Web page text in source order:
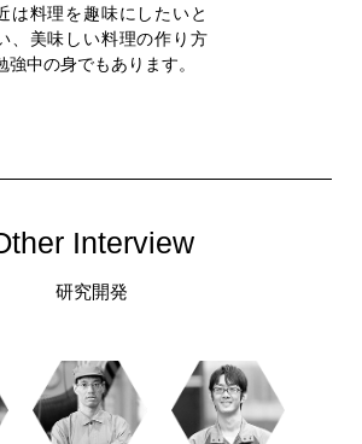
は料理を趣味にしたいと
、美味しい料理の作り方
強中の身でもあります。
Interview
研究開発